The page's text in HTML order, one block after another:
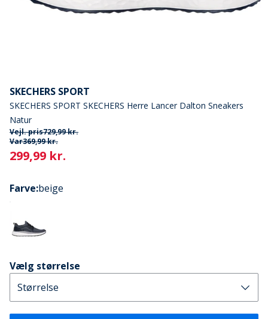
SKECHERS SPORT
SKECHERS SPORT SKECHERS Herre Lancer Dalton Sneakers
Natur
Vejl. pris729,99 kr.
Var369,99 kr.
Current
299,99 kr.
Farve:beige
Vælg størrelse